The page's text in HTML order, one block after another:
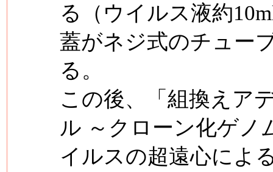
る（ウイルス液約
蓋がネジ式のチュー
る。
この後、「組換えア
ル ～クローン化ゲノ
イルスの超遠心によ